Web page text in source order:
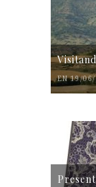
EN 19/